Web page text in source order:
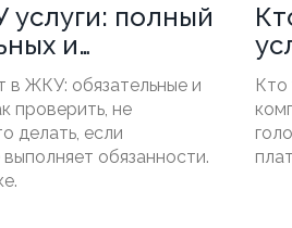
услуги: полный
и
платежей
в ЖКУ: обязательные и
проверить, не
делать, если
обязанности.
Кто